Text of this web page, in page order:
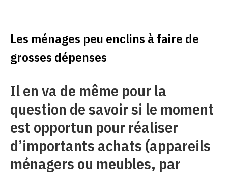
Les ménages peu enclins à faire de
grosses dépenses
Il en va de même pour la
question de savoir si le moment
est opportun pour réaliser
d’importants achats (appareils
ménagers ou meubles, par